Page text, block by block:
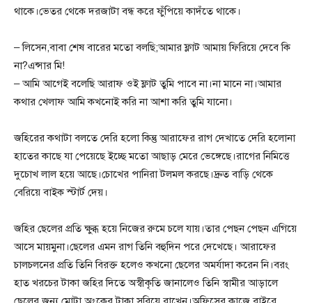
থাকে।ভেতর থেকে দরজাটা বন্ধ করে ফুঁপিয়ে কাদঁতে থাকে।
– লিসেন,বাবা শেষ বারের মতো বলছি;আমার ফ্লাট আমায় ফিরিয়ে দেবে কি
না?এন্সার মি!
– আমি আগেই বলেছি আরাফ ওই ফ্লাট তুমি পাবে না।না মানে না।আমার
কথার খেলাফ আমি কখনোই করি না আশা করি তুমি যানো।
জহিরের কথাটা বলতে দেরি হলো কিন্তু আরাফের রাগ দেখাতে দেরি হলোনা
হাতের কাছে যা পেয়েছে ইচ্ছে মতো আছাড় মেরে ভেঙ্গেছে।রাগের নিমিত্তে
দুচোখ লাল হয়ে আছে।চোখের পানিরা টলমল করছে।দ্রুত বাড়ি থেকে
বেরিয়ে বাইক স্টার্ট দেয়।
জহির ছেলের প্রতি ক্ষুব্ধ হয়ে নিজের রুমে চলে যায়।তার পেছন পেছন এগিয়ে
আসে মায়মুনা।ছেলের এমন রাগ তিনি বহুদিন পরে দেখেছে। আরাফের
চালচলনের প্রতি তিনি বিরক্ত হলেও কখনো ছেলের অমর্যাদা করেন নি।বরং
হাত খরচের টাকা জহির দিতে অস্বীকৃতি জানালেও তিনি স্বামীর আড়ালে